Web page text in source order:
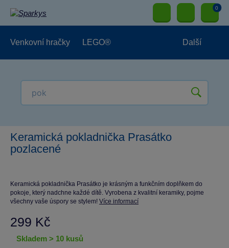
0
Venkovní hračky LEGO® Další
Keramická pokladnička Prasátko
pozlacené
Keramická pokladnička Prasátko je krásným a funkčním doplňkem do
pokoje, který nadchne každé dítě. Vyrobena z kvalitní keramiky, pojme
všechny vaše úspory se stylem! Více informací
299 Kč
skladem > 10 kusů